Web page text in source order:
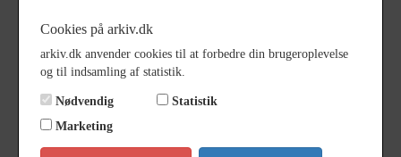
Cookies på arkiv.dk
arkiv.dk anvender cookies til at forbedre din brugeroplevelse
og til indsamling af statistik.
Nødvendig
Statistik
Marketing